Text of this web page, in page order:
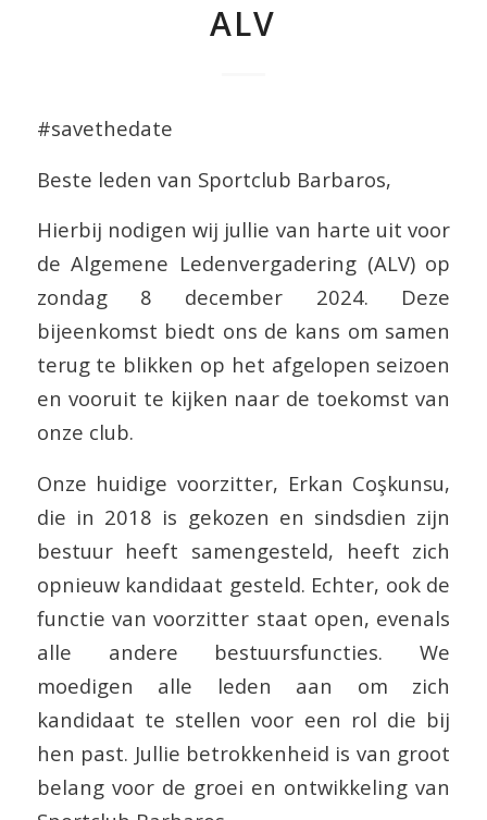
ALV
#savethedate
Beste leden van Sportclub Barbaros,
Hierbij nodigen wij jullie van harte uit voor
de Algemene Ledenvergadering (ALV) op
zondag 8 december 2024. Deze
bijeenkomst biedt ons de kans om samen
terug te blikken op het afgelopen seizoen
en vooruit te kijken naar de toekomst van
onze club.
Onze huidige voorzitter, Erkan Coşkunsu,
die in 2018 is gekozen en sindsdien zijn
bestuur heeft samengesteld, heeft zich
opnieuw kandidaat gesteld. Echter, ook de
functie van voorzitter staat open, evenals
alle andere bestuursfuncties. We
moedigen alle leden aan om zich
kandidaat te stellen voor een rol die bij
hen past. Jullie betrokkenheid is van groot
belang voor de groei en ontwikkeling van